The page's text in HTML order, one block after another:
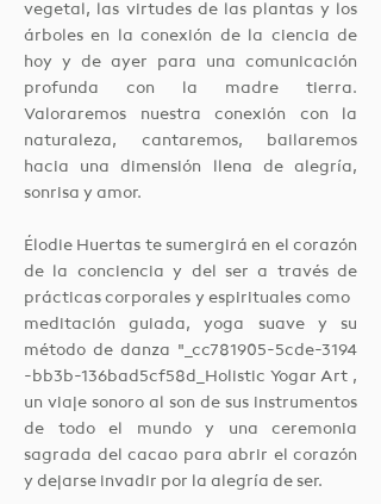
vegetal, las virtudes de las plantas y los
árboles en la conexión de la ciencia de
hoy y de ayer para una comunicación
profunda con la madre tierra.
Valoraremos nuestra conexión con la
naturaleza, cantaremos, bailaremos
hacia una dimensión llena de alegría,
sonrisa y amor.
Élodie Huertas te sumergirá en el corazón
de la conciencia y del ser a través de
prácticas corporales y espirituales como
meditación guiada, yoga suave y su
método de danza "_cc781905-5cde-3194
-bb3b-136bad5cf58d_Holistic Yogar Art ,
un viaje sonoro al son de sus instrumentos
de todo el mundo y una ceremonia
sagrada del cacao para abrir el corazón
y dejarse invadir por la alegría de ser.